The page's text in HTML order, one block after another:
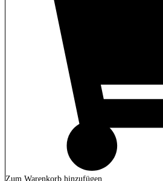
Zum Warenkorb hinzufügen